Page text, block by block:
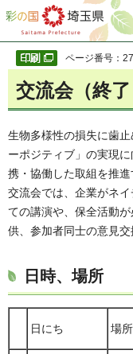
彩の国 埼玉県
ページ番号：
交流会（終了
生物多様性の損失に歯
ーポジティブ」の実現
携・協働した取組を推進
交流会では、企業がネ
ての講演や、保全活動
供、参加者同士の意見交
日時、場所
日にち 場所